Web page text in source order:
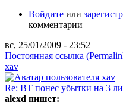
Войдите или
комментарии
вс, 25/01/2009 - 23:52
Постоянная ссылка
xav
Re: ВТ понес убытки на 3
alexd пишет: